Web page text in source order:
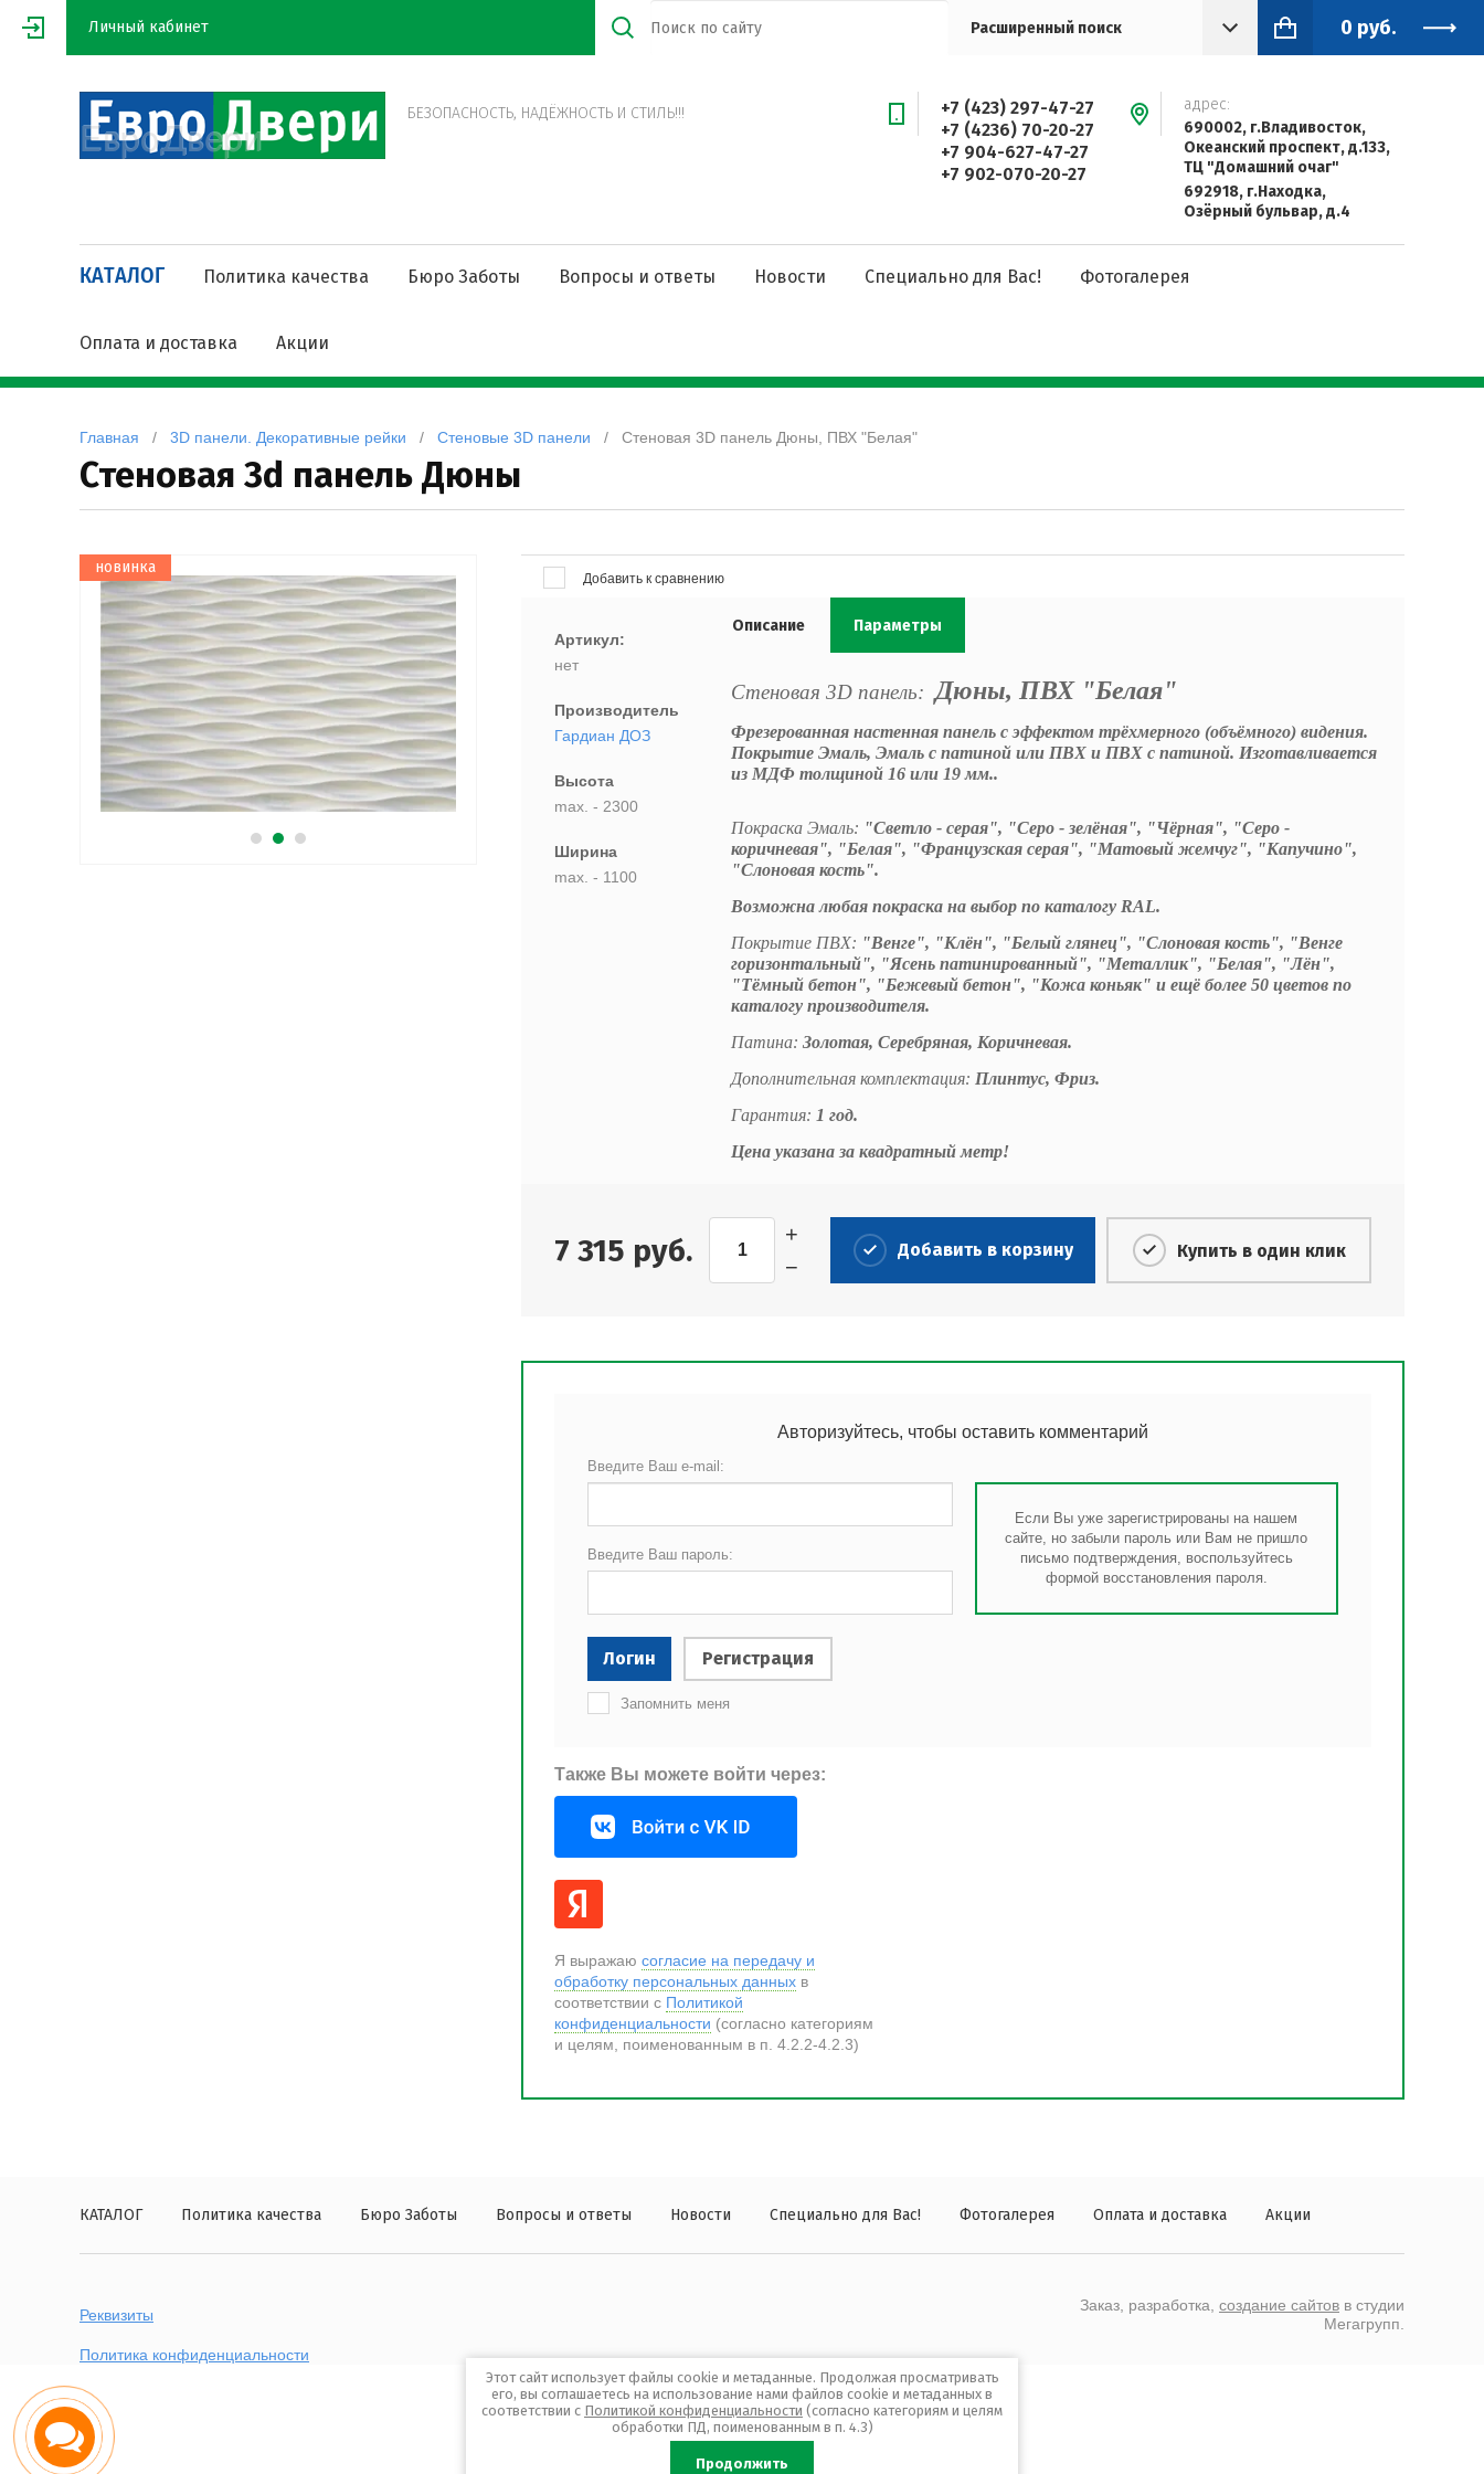
Личный кабинет Расширенный поиск 0 руб.
БЕЗОПАСНОСТЬ, НАДЁЖНОСТЬ И СТИЛЬ!!!
+7 (423) 297-47-27
+7 (4236) 70-20-27
+7 904-627-47-27
+7 902-070-20-27
адрес:
690002, г.Владивосток,
Океанский проспект, д.133,
ТЦ "Домашний очаг"
692918, г.Находка,
Озёрный бульвар, д.4
КАТАЛОГ Политика качества Бюро Заботы Вопросы и ответы Новости Специально для Вас! Фотогалерея
Оплата и доставка Акции
Главная
   /
3D панели. Декоративные рейки
   /
Стеновые 3D панели
   /   Стеновая 3D панель Дюны, ПВХ "Белая"
Стеновая 3d панель Дюны
новинка
Добавить к сравнению
Артикул:
нет
Производитель
Гардиан ДОЗ
Высота
max. - 2300
Ширина
max. - 1100
Описание Параметры
Стеновая 3D панель: Дюны, ПВХ "Белая"
Фрезерованная настенная панель с эффектом трёхмерного (объёмного) видения.
Покрытие Эмаль, Эмаль с патиной или ПВХ и ПВХ с патиной. Изготавливается
из МДФ толщиной 16 или 19 мм..
Покраска Эмаль: "Светло - серая", "Серо - зелёная", "Чёрная", "Серо -
коричневая", "Белая", "Французская серая", "Матовый жемчуг", "Капучино",
"Слоновая кость".
Возможна любая покраска на выбор по каталогу RAL.
Покрытие ПВХ: "Венге", "Клён", "Белый глянец", "Слоновая кость", "Венге
горизонтальный", "Ясень патинированный", "Металлик", "Белая", "Лён",
"Тёмный бетон", "Бежевый бетон", "Кожа коньяк" и ещё более 50 цветов по
каталогу производителя.
Патина: Золотая, Серебряная, Коричневая.
Дополнительная комплектация: Плинтус, Фриз.
Гарантия: 1 год.
Цена указана за квадратный метр!
7 315 руб. −
+
Добавить в корзину Купить в один клик
Авторизуйтесь, чтобы оставить комментарий
Если Вы уже зарегистрированы на нашем
сайте, но забыли пароль или Вам не пришло
письмо подтверждения, воспользуйтесь
формой восстановления пароля.
Введите Ваш e-mail:
Введите Ваш пароль:
Логин Регистрация
Запомнить меня
Также Вы можете войти через:
Я выражаю согласие на передачу и
обработку персональных данных в
соответствии с Политикой
конфиденциальности (согласно категориям
и целям, поименованным в п. 4.2.2-4.2.3)
КАТАЛОГ Политика качества Бюро Заботы Вопросы и ответы Новости Специально для Вас! Фотогалерея Оплата и доставка Акции
Реквизиты
Политика конфиденциальности
Заказ, разработка, создание сайтов в студии
Мегагрупп.
Этот сайт использует файлы cookie и метаданные. Продолжая просматривать
его, вы соглашаетесь на использование нами файлов cookie и метаданных в
соответствии с Политикой конфиденциальности (согласно категориям и целям
обработки ПД, поименованным в п. 4.3)
Продолжить